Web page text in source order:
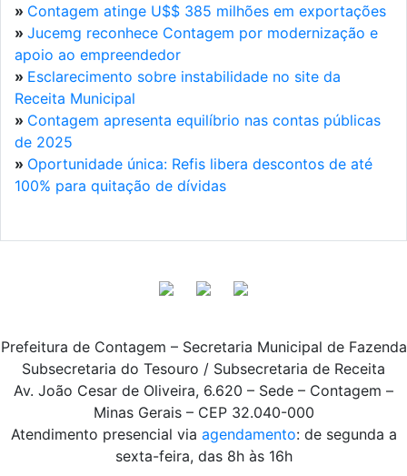
» Contagem atinge U$$ 385 milhões em exportações
» Jucemg reconhece Contagem por modernização e
apoio ao empreendedor
» Esclarecimento sobre instabilidade no site da
Receita Municipal
» Contagem apresenta equilíbrio nas contas públicas
de 2025
» Oportunidade única: Refis libera descontos de até
100% para quitação de dívidas
Prefeitura de Contagem – Secretaria Municipal de Fazenda
Subsecretaria do Tesouro / Subsecretaria de Receita
Av. João Cesar de Oliveira, 6.620 – Sede – Contagem –
Minas Gerais – CEP 32.040-000
Atendimento presencial via agendamento: de segunda a
sexta-feira, das 8h às 16h